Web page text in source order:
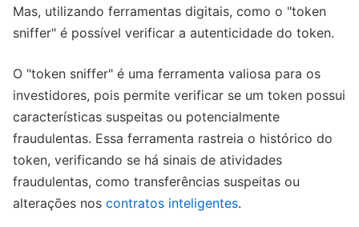
Mas, utilizando ferramentas digitais, como o "token
sniffer" é possível verificar a autenticidade do token.
O "token sniffer" é uma ferramenta valiosa para os
investidores, pois permite verificar se um token possui
características suspeitas ou potencialmente
fraudulentas. Essa ferramenta rastreia o histórico do
token, verificando se há sinais de atividades
fraudulentas, como transferências suspeitas ou
alterações nos contratos inteligentes.